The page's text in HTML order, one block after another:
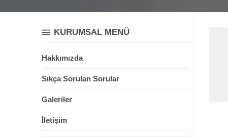
KURUMSAL MENÜ
Hakkımızda
Sıkça Sorulan Sorular
Galeriler
İletişim